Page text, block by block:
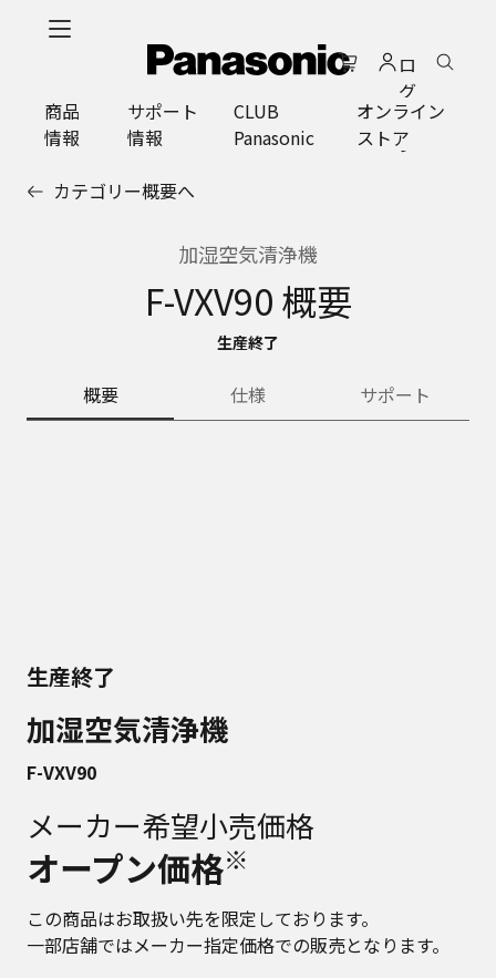
ロ
グ
イ
ン
商品
情報
サポート
情報
CLUB
Panasonic
オンライン
ストア
カテゴリー概要へ
加湿空気清浄機
F-VXV90 概要
生産終了
概要 仕様 サポート
生産終了
加湿空気清浄機
F-VXV90
メーカー希望小売価格
オープン価格※
この商品はお取扱い先を限定しております。
一部店舗ではメーカー指定価格での販売となります。